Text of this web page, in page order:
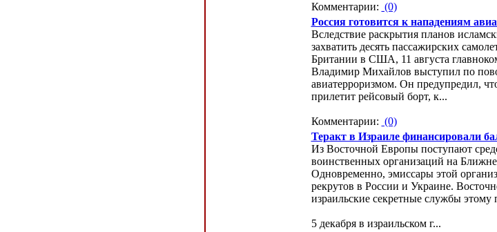
Комментарии: (0)
Россия готовится к нападениям
Вследствие раскрытия планов
захватить десять пассажирских
Британии в США, 11 августа
Владимир Михайлов выступил по
авиатерроризмом. Он предупредил,
прилетит рейсовый борт, к...
Комментарии: (0)
Теракт в Израиле финансировали
Из Восточной Европы поступают
воинственных организаций на
Одновременно, эмиссары этой
рекрутов в России и Украине.
израильские секретные службы этому
5 декабря в израильском г...